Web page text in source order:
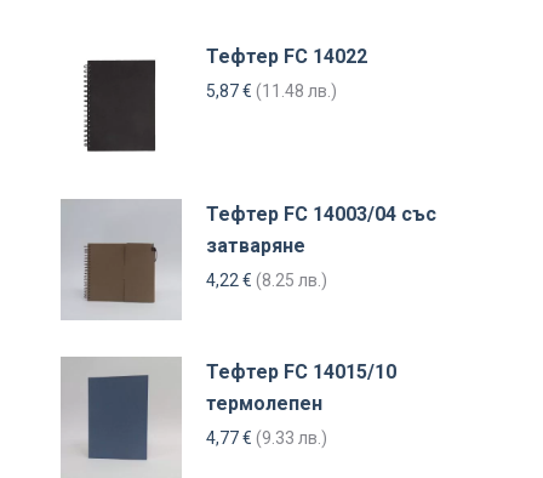
Тефтер FC 14022
5,87€ (11.48 лв.)
Тефтер FC 14003/04 със
затваряне
4,22 € (8.25 лв.)
Тефтер FC 14015/10
термолепен
4,77€ (9.33 лв.)